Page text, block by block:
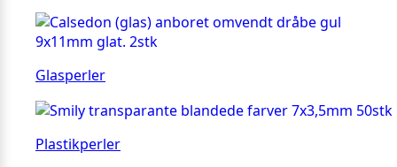
Glasperler
Plastikperler